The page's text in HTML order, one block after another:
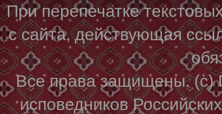
При перепечатке
с сайта, действующая
Все права защищены. (с)
исповедников